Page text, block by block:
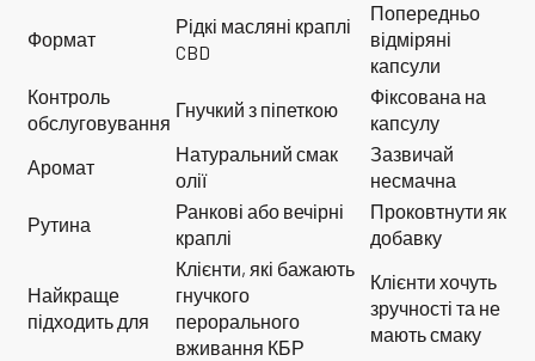
Формат
Рідкі масляні краплі
CBD
Попередньо
відміряні
капсули
Контроль
обслуговування
Гнучкий з піпеткою
Фіксована на
капсулу
Аромат
Натуральний смак
олії
Зазвичай
несмачна
Рутина
Ранкові або вечірні
краплі
Проковтнути як
добавку
Найкраще
підходить для
Клієнти, які бажають
гнучкого
перорального
вживання КБР
Клієнти хочуть
зручності та не
мають смаку